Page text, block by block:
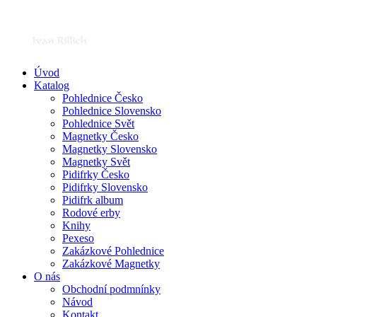
Úvod
Katalog
Pohlednice Česko
Pohlednice Slovensko
Pohlednice Svět
Magnetky Česko
Magnetky Slovensko
Magnetky Svět
Pidifrky Česko
Pidifrky Slovensko
Pidifrk album
Rodové erby
Knihy
Pexeso
Zakázkové Pohlednice
Zakázkové Magnetky
O nás
Obchodní podmnínky
Návod
Kontakt